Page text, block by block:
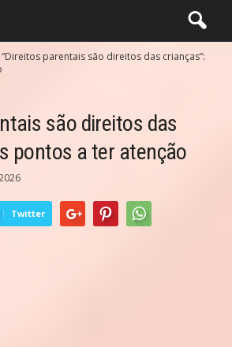
“Direitos parentais são direitos das crianças”:
são direitos das
pontos a ter atenção
Twitter